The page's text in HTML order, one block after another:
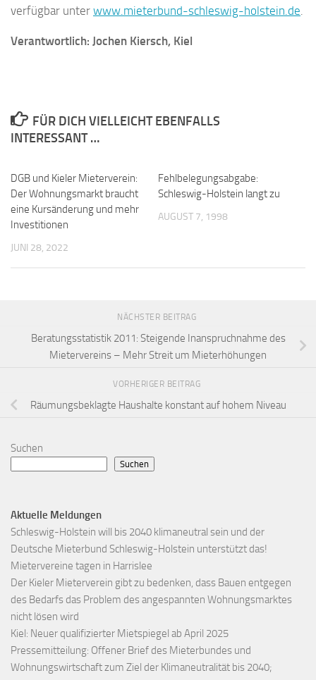
verfügbar unter www.mieterbund-schleswig-holstein.de
Verantwortlich: Jochen Kiersch, Kiel
FÜR DICH VIELLEICHT EBENFALLS
INTERESSANT …
DGB und Kieler Mieterverein:
Der Wohnungsmarkt braucht
eine Kursänderung und mehr
Investitionen
JUNI 28, 2022
Fehlbelegungsabgabe:
Schleswig-Holstein langt zu
AUGUST 7, 1998
NÄCHSTER BEITRAG
Beratungsstatistik 2011: Steigende Inanspruchnahme des
Mietervereins – Mehr Streit um Mieterhöhungen
VORHERIGER BEITRAG
Räumungsbeklagte Haushalte konstant auf hohem Niveau
Suchen
Suchen
Aktuelle Meldungen
Schleswig-Holstein will bis 2040 klimaneutral sein und der
Deutsche Mieterbund Schleswig-Holstein unterstützt das!
Mietervereine tagen in Harrislee
Der Kieler Mieterverein gibt zu bedenken, dass Bauen entgegen
des Bedarfs das Problem des angespannten Wohnungsmarktes
nicht lösen wird
Kiel: Neuer qualifizierter Mietspiegel ab April 2025
Pressemitteilung: Offener Brief des Mieterbundes und
Wohnungswirtschaft zum Ziel der Klimaneutralität bis 2040;